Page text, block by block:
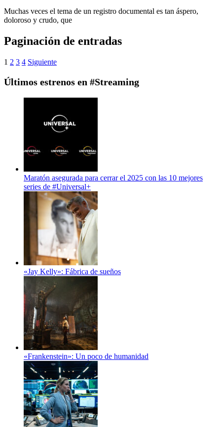
Muchas veces el tema de un registro documental es tan áspero,
doloroso y crudo, que
Paginación de entradas
1 2 3 4 Siguiente
Últimos estrenos en #Streaming
Maratón asegurada para cerrar el 2025 con las 10 mejores
series de #Universal+
«Jay Kelly»: Fábrica de sueños
«Frankenstein»: Un poco de humanidad